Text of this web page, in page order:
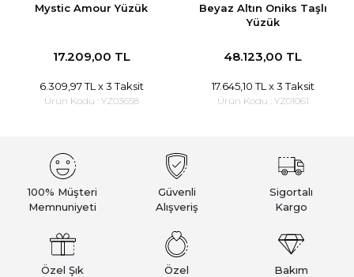
Mystic Amour Yüzük
17.209,00 TL
6.309,97 TL x 3 Taksit
Ürün Kodu : YZ03658
Beyaz Altın Oniks Taşlı
Yüzük
48.123,00 TL
17.645,10 TL x 3 Taksit
Ürün Kodu : YZ01061
100% Müşteri
Memnuniyeti
Güvenli
Alışveriş
Sigortalı
Kargo
Özel Şık
Özel
Bakım